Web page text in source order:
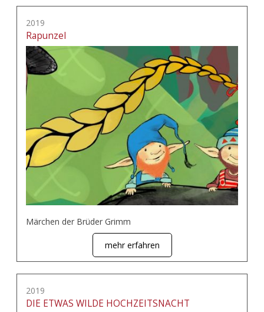
2019
Rapunzel
Märchen der Brüder Grimm
mehr erfahren
2019
DIE ETWAS WILDE HOCHZEITSNACHT